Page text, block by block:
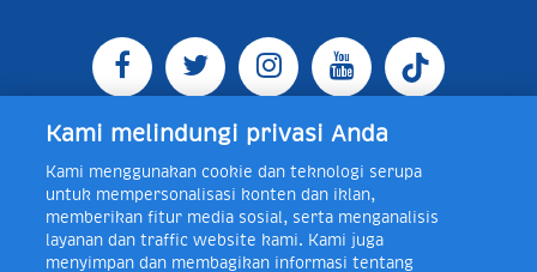
Jl. Raya Bogor KM 5, Pasar Rebo, Jakarta Timur,
Indonesia 13760
Telp +62 21 8410945 | PO BOX
4074 Jakarta 13760 Indonesia
Toll Free Layanan Peduli Frisian Flag 0-80018-21-406;
Kami melindungi privasi Anda
Kami menggunakan cookie dan teknologi serupa
untuk mempersonalisasi konten dan iklan,
memberikan fitur media sosial, serta menganalisis
layanan dan traffic website kami. Kami juga
menyimpan dan membagikan informasi tentang